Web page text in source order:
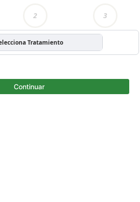
2 3
Tratamiento
Continuar